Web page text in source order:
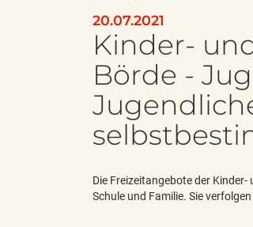
s
20.07.2021
Kinder-
Börde -
Die Freizeitangebote der
Schule und Familie. Sie